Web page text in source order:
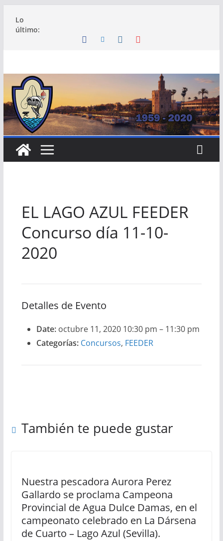
Lo
último:
EL LAGO AZUL FEEDER
Concurso día 11-10-
2020
Detalles de Evento
Date: octubre 11, 2020 10:30 pm – 11:30 pm
Categorías: Concursos, FEEDER
También te puede gustar
Nuestra pescadora Aurora Perez
Gallardo se proclama Campeona
Provincial de Agua Dulce Damas, en el
campeonato celebrado en La Dársena
de Cuarto – Lago Azul (Sevilla).